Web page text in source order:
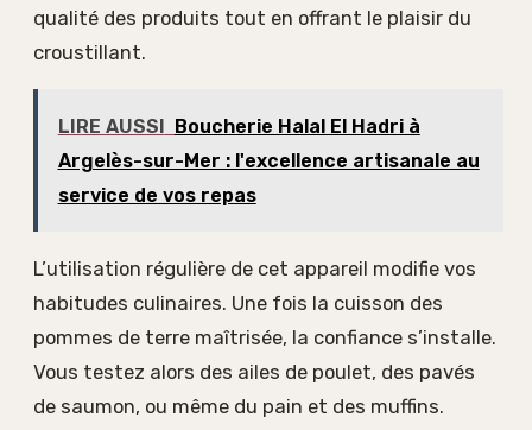
qualité des produits tout en offrant le plaisir du
croustillant.
LIRE AUSSI Boucherie Halal El Hadri à
Argelès-sur-Mer : l'excellence artisanale au
service de vos repas
L’utilisation régulière de cet appareil modifie vos
habitudes culinaires. Une fois la cuisson des
pommes de terre maîtrisée, la confiance s’installe.
Vous testez alors des ailes de poulet, des pavés
de saumon, ou même du pain et des muffins.